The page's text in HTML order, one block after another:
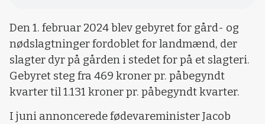
Den 1. februar 2024 blev gebyret for gård- og
nødslagtninger fordoblet for landmænd, der
slagter dyr på gården i stedet for på et slagteri.
Gebyret steg fra 469 kroner pr. påbegyndt
kvarter til 1.131 kroner pr. påbegyndt kvarter.
I juni annoncerede fødevareminister Jacob